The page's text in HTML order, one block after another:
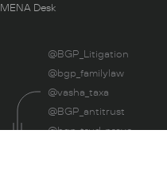
MENA Desk
@BGP_Litigation
@bgp_familylaw
@vasha_taxa
@BGP_antitrust
@bgp_trud_pravo